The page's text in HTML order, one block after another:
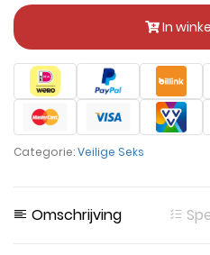
In
Categorie:Veilige Seks
Omschrijving